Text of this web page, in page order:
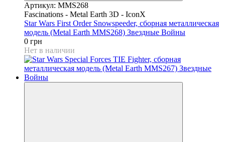
Артикул: MMS268
Fascinations - Metal Earth 3D - IconX
Star Wars First Order Snowspeeder, сборная металлическая
модель (Metal Earth MMS268) Звездные Войны
0 грн
Нет в наличии